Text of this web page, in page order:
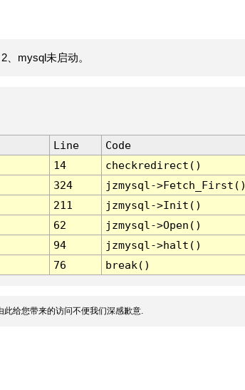
mysql未启动。
Line
Code
14
checkredirect()
324
jzmysql-
211
jzmysql->Init()
62
jzmysql->Open()
94
jzmysql->halt()
76 break()
给您带来的访问不便我们深感歉意.